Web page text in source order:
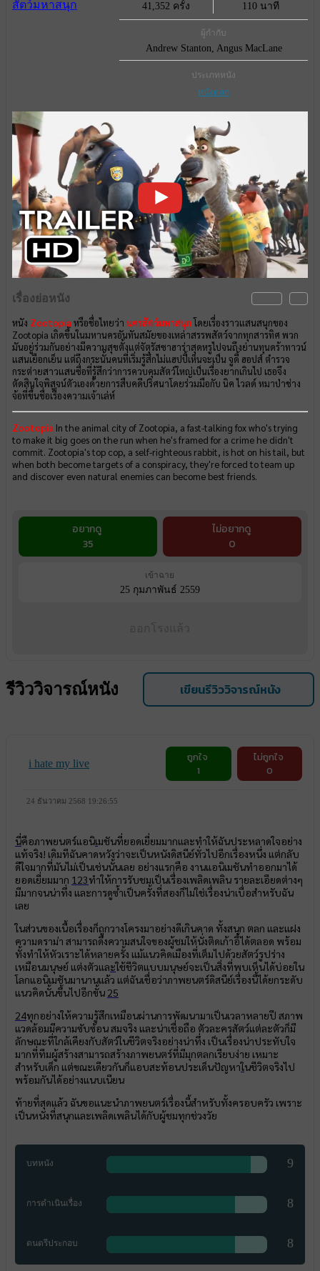
41,352 ครั้ง 110 นาที
ผู้กำกับ
Andrew Stanton, Angus MacLane
ประเภทหนัง
หนังตลก
เรื่องย่อหนัง
หนัง Zootopiaหรือชื่อไทยว่า นครสัตว์มหาสนุกโดยเรื่องราวแสนสนุกของ
Zootopia เกิดขึ้นในมหานครอันทันสมัยของเหล่าสรรพสัตว์จากทุกสารทิศ พวก
มันอยู่ร่วมกันอย่างมีความสุขตั้งแต่จัตุรัสซาฮาร่าสุดหรูไปจนถึงย่านทุนดร้าทาวน์
แสนเยือกเย็น แต่ถึงกระนั้นคนที่เริ่มรู้สึกไม่แฮปปี้เห็นจะเป็น จูดี้ ฮอปส์ ตำรวจ
กระต่ายสาวแสนซื่อที่รู้สึกว่าการควบคุมสัตว์ใหญ่เป็นเรื่องยากเกินไป เธอจึง
ตัดสินใจพิสูจน์ตัวเองด้วยการสืบคดีปริศนาโดยร่วมมือกับ นิค ไวลด์ หมาป่าช่าง
จ้อที่ขึ้นชื่อเรื่องความเจ้าเล่ห์
Zootopia In the animal city of Zootopia, a fast-talking fox who's trying
to make it big goes on the run when he's framed for a crime he didn't
commit. Zootopia's top cop, a self-righteous rabbit, is hot on his tail, but
when both become targets of a conspiracy, they're forced to team up
and discover even natural enemies can become best friends.
อยากดู
35
ไม่อยากดู
0
เข้าฉาย
25 กุมภาพันธ์ 2559
รีวิววิจารณ์หนัง เขียนรีวิววิจารณ์หนัง
i hate my live
ถูกใจ
1
ไม่ถูกใจ
0
24 ธันวาคม 2568 19:26:55
นี่คือภาพยนตร์แอนิเมชันที่ยอดเยี่ยมมากและทำให้ฉันประหลาดใจอย่าง
แท้จริง! เดิมทีฉันคาดหวังว่าจะเป็นหนังดิสนีย์ทั่วไปอีกเรื่องหนึ่ง แต่กลับ
ดีใจมากที่มันไม่เป็นเช่นนั้นเลย อย่างแรกคือ งานแอนิเมชันทำออกมาได้
ยอดเยี่ยมมาก 123ทำให้การรับชมเป็นเรื่องเพลิดเพลิน รายละเอียดต่างๆ
มีมากจนน่าทึ่ง และการดูซ้ำเป็นครั้งที่สองก็ไม่ใช่เรื่องน่าเบื่อสำหรับฉัน
เลย
ในส่วนของเนื้อเรื่องก็ถูกวางโครงมาอย่างดีเกินคาด ทั้งสนุก ตลก และแฝง
ความดราม่า สามารถดึงความสนใจของผู้ชมให้นั่งติดเก้าอี้ได้ตลอด พร้อม
ทั้งทำให้หัวเราะได้หลายครั้ง แม้แนวคิดเมืองที่เต็มไปด้วยสัตว์รูปร่าง
เหมือนมนุษย์ แต่งตัวและใช้ชีวิตแบบมนุษย์จะเป็นสิ่งที่พบเห็นได้บ่อยใน
โลกแอนิเมชันมานานแล้ว แต่ฉันเชื่อว่าภาพยนตร์ดิสนีย์เรื่องนี้ได้ยกระดับ
แนวคิดนั้นขึ้นไปอีกขั้น 25
24ทุกอย่างให้ความรู้สึกเหมือนผ่านการพัฒนามาเป็นเวลาหลายปี สภาพ
แวดล้อมมีความซับซ้อน สมจริง และน่าเชื่อถือ ตัวละครสัตว์แต่ละตัวก็มี
ลักษณะที่ใกล้เคียงกับสัตว์ในชีวิตจริงอย่างน่าทึ่ง เป็นเรื่องน่าประทับใจ
มากที่ทีมผู้สร้างสามารถสร้างภาพยนตร์ที่มีมุกตลกเรียบง่าย เหมาะ
สำหรับเด็ก แต่ขณะเดียวกันก็แอบสะท้อนประเด็นปัญหาในชีวิตจริงไป
พร้อมกันได้อย่างแนบเนียน
ท้ายที่สุดแล้ว ฉันขอแนะนำภาพยนตร์เรื่องนี้สำหรับทั้งครอบครัว เพราะ
เป็นหนังที่สนุกและเพลิดเพลินได้กับผู้ชมทุกช่วงวัย
บทหนัง 9
การดำเนินเรื่อง 8
ดนตรีประกอบ 8